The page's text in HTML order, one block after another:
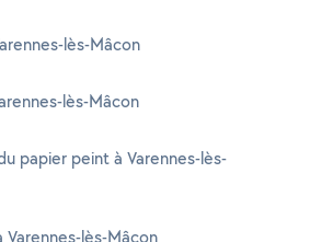
lès-Mâcon
lès-Mâcon
papier peint à Varennes-lès-
Varennes-lès-Mâcon